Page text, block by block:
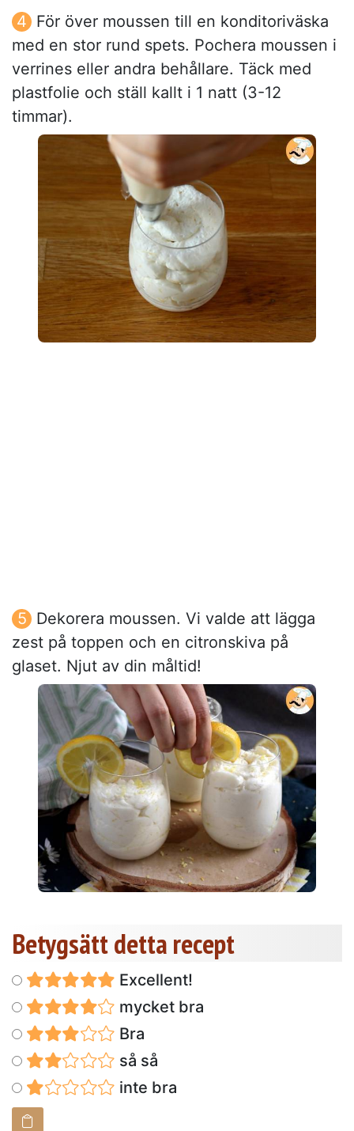
För över moussen till en konditoriväska
med en stor rund spets. Pochera moussen i
verrines eller andra behållare. Täck med
plastfolie och ställ kallt i 1 natt (3-12
timmar).
Dekorera moussen. Vi valde att lägga
zest på toppen och en citronskiva på
glaset. Njut av din måltid!
Betygsätt detta recept
Excellent!
mycket bra
Bra
så så
inte bra